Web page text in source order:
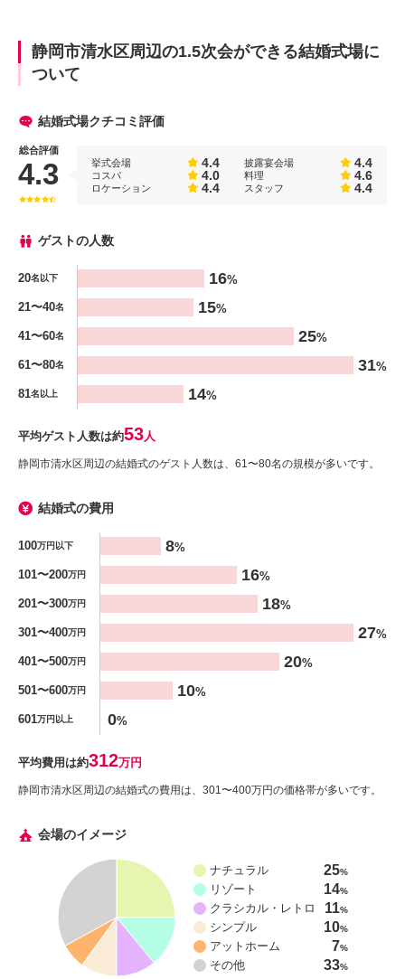
静岡市清水区周辺の1.5次会ができる結婚式場に
ついて
結婚式場クチコミ評価
総合評価
4.3 挙式会場 4.4 披露宴会場 4.4
コスパ 4.0 料理 4.6
ロケーション 4.4 スタッフ 4.4
ゲストの人数
人数
20名以下 16%
21〜40名 15%
41〜60名 25%
61〜80名 31%
81名以上 14%
平均ゲスト人数は約53人
静岡市清水区周辺の結婚式のゲスト人数は、61〜80名の規模が多いです。
結婚式の費用
金額
100万円以下 8%
101〜200万円 16%
201〜300万円 18%
301〜400万円 27%
401〜500万円 20%
501〜600万円 10%
601万円以上 0%
平均費用は約312万円
静岡市清水区周辺の結婚式の費用は、301〜400万円の価格帯が多いです。
会場のイメージ
ナチュラル 25%
リゾート 14%
クラシカル・レトロ 11%
シンプル 10%
アットホーム 7%
その他 33%